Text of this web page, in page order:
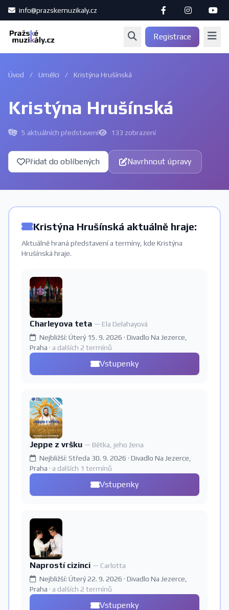
info@prazskemuzikaly.cz
Registrace
Úvod / Umělci / Kristýna Hrušínská
Kristýna Hrušínská
5 aktuálních představení 133 zobrazení
Přidat do oblíbených Navrhnout úpravy
Kristýna Hrušínská aktuálně hraje:
Aktuálně hraná představení a termíny, kde Kristýna
Hrušínská hraje.
Charleyova teta — Ela Delahayová
Nejbližší: Úterý 15. 9. 2026 · Divadlo Na Jezerce,
Praha · a dalších 2 termínů
Vstupenky
Jeppe z vršku — Bětka, jeho žena
Nejbližší: Středa 30. 9. 2026 · Divadlo Na Jezerce,
Praha · a dalších 1 termínů
Vstupenky
Naprostí cizinci — Carlotta
Nejbližší: Úterý 22. 9. 2026 · Divadlo Na Jezerce,
Praha · a dalších 2 termínů
Vstupenky